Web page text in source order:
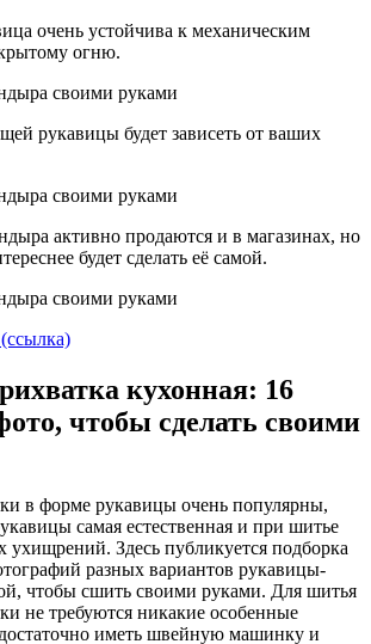
очень устойчива к механическим
огню.
рукавицы будет зависеть от ваших
активно продаются и в магазинах, но
будет сделать её самой.
кухонная: 16
чтобы сделать своими
в форме рукавицы очень популярны,
самая естественная и при шитье
ухищрений. Здесь публикуется подборка
разных вариантов рукавицы-
чтобы сшить своими руками. Для шитья
не требуются никакие особенные
иметь швейную машинку и